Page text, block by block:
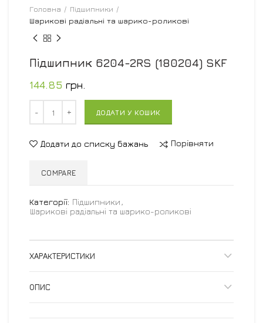
Головна
Підшипники
Шарикові радіальні та шарико-роликові
Підшипник 6204-2RS (180204) SKF
144.85 грн.
ДОДАТИ У КОШИК
Додати до списку бажань Порівняти
COMPARE
Категорії: Підшипники ,
Шарикові радіальні та шарико-роликові
ХАРАКТЕРИСТИКИ
ОПИС